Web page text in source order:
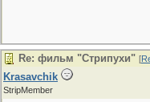
Re: фильм "Стрипухи" [
Krasavchik
StripMember